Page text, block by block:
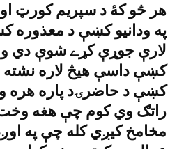
هر څو کۀ د سپريم کورټ
په ودانيو کښې د معذوره
لارې جوړې کړے شوې دي
کښې داسې هيڅ لاره
کښې د حاضرۍد پاره هره
راتګ وي کوم چې هغه
مخامخ کيږي کله چې په